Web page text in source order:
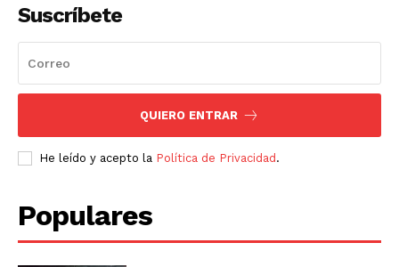
Suscríbete
QUIERO ENTRAR
He leído y acepto la Política de Privacidad.
Populares